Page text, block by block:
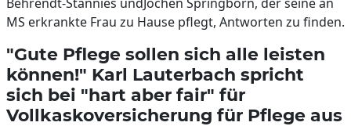
MS erkrankte Frau zu Hause pflegt, Antworten zu finden.
"Gute Pflege sollen sich alle leisten
können!" Karl Lauterbach spricht
sich bei "hart aber fair" für
Vollkaskoversicherung für Pflege aus